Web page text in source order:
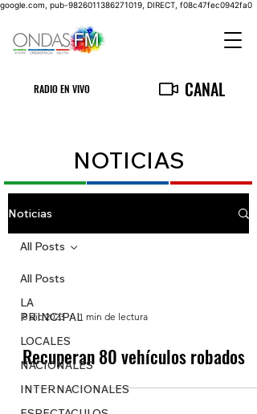
google.com, pub-9826011386271019, DIRECT, f08c47fec0942fa0
RADIO EN VIVO CANAL
NOTICIAS
Noticias
All Posts
LA
PRINCIPAL
LOCALES
NACIONALES
INTERNACIONALES
All Posts
8 dic 2023 1 min de lectura
Recuperan 80 vehículos robados